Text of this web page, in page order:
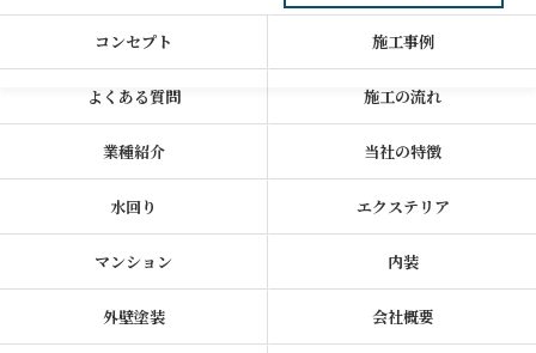
コンセプト 施工事例
よくある質問 施工の流れ
業種紹介 当社の特徴
水回り エクステリア
マンション 内装
外壁塗装 会社概要